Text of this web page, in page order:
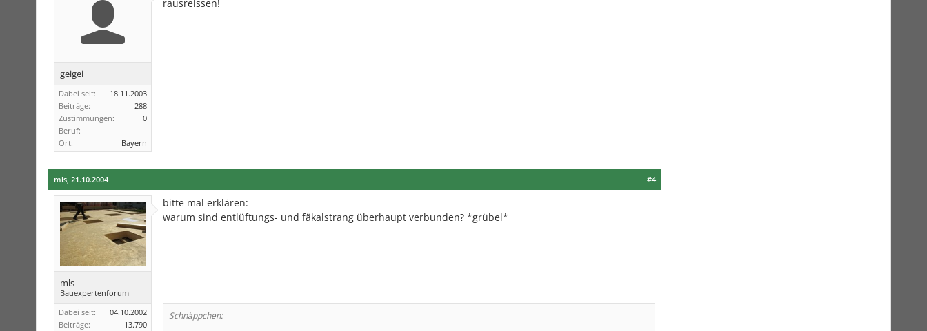
geigei
Dabei seit:
18.11.2003
Beiträge:
288
Zustimmungen:
0
Beruf:
---
Ort:
Bayern
rausreissen!
#4
mls, 21.10.2004
mls
Bauexpertenforum
Dabei seit:
04.10.2002
Beiträge:
13.790
bitte mal erklären:
warum sind entlüftungs- und fäkalstrang überhaupt verbunden? *grübel*
Schnäppchen: